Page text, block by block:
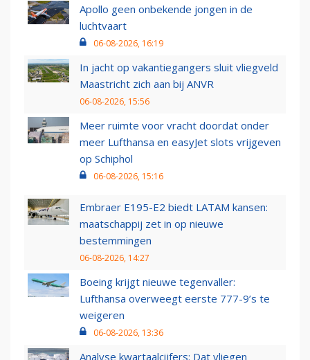
Apollo geen onbekende jongen in de
luchtvaart
06-08-2026, 16:19
In jacht op vakantiegangers sluit vliegveld
Maastricht zich aan bij ANVR
06-08-2026, 15:56
Meer ruimte voor vracht doordat onder
meer Lufthansa en easyJet slots vrijgeven
op Schiphol
06-08-2026, 15:16
Embraer E195-E2 biedt LATAM kansen:
maatschappij zet in op nieuwe
bestemmingen
06-08-2026, 14:27
Boeing krijgt nieuwe tegenvaller:
Lufthansa overweegt eerste 777-9’s te
weigeren
06-08-2026, 13:36
Analyse kwartaalcijfers: Dat vliegen